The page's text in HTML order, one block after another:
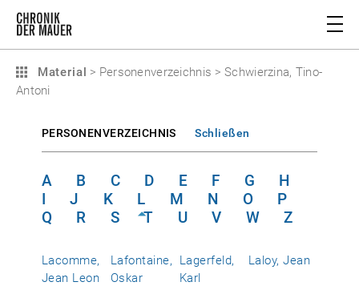
Material > Personenverzeichnis > Schwierzina, Tino-
Antoni
PERSONENVERZEICHNIS Schließen
A B C D E F G
H
I
J K L M N O
P
Q
R S T U V W Z
Lacomme,
Jean Leon
Lafontaine,
Oskar
Lagerfeld,
Karl
Laloy, Jean